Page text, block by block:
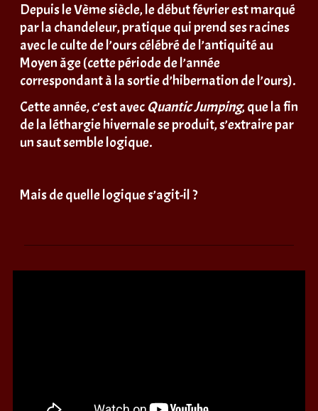
Depuis le Vème siècle, le début février est marqué
par la chandeleur, pratiquequi prend ses racines
avec le culte de l’ours célébré de l’antiquité au
Moyen âge (cette période de l’année
correspondant à la sortie d’hibernation de l’ours).
Cette année, c’est avec Quantic Jumping, que la fin
de la léthargie hivernale se produit, s’extraire par
un saut semble logique.
Mais de quelle logique s’agit-il ?